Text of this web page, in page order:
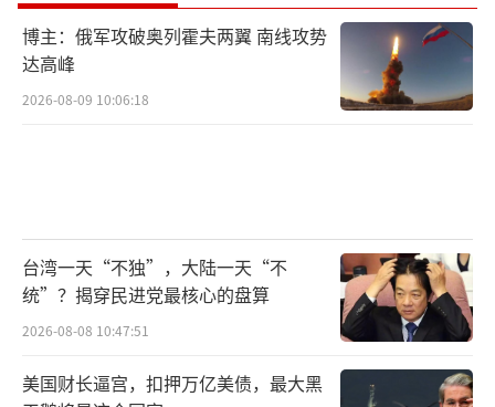
博主：俄军攻破奥列霍夫两翼 南线攻势
达高峰
2026-08-09 10:06:18
台湾一天“不独”，大陆一天“不
统”？揭穿民进党最核心的盘算
2026-08-08 10:47:51
美国财长逼宫，扣押万亿美债，最大黑